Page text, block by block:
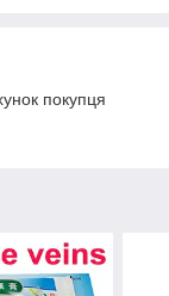
покупця